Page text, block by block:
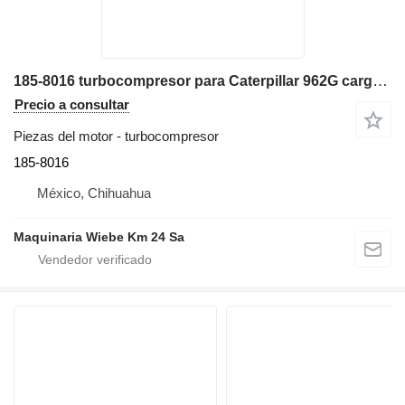
185-8016 turbocompresor para Caterpillar 962G cargadora de ruedas
Precio a consultar
Piezas del motor - turbocompresor
185-8016
México, Chihuahua
Maquinaria Wiebe Km 24 Sa